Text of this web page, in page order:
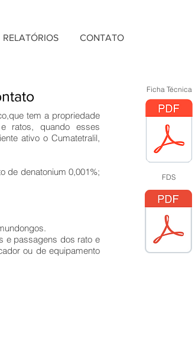
RELATÓRIOS CONTATO
tem a propriedade
ratos, quando esses
ativo o Cumatetralil,
de denatonium 0,001%;
e passagens dos rato e
ou de equipamento
Ficha Técnica
FDS